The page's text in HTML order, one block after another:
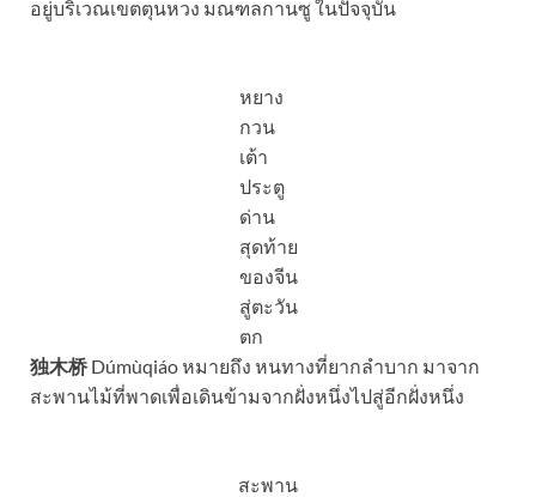
อยู่บริเวณเขตตุนหวง มณฑลกานซู ในปัจจุบัน
หยาง
กวน
เต้า
ประตู
ด่าน
สุดท้าย
ของจีน
สู่ตะวัน
ตก
独木桥 Dúmùqiáo หมายถึง หนทางที่ยากลำบาก มาจาก
สะพานไม้ที่พาดเพื่อเดินข้ามจากฝั่งหนึ่งไปสู่อีกฝั่งหนึ่ง
สะพาน